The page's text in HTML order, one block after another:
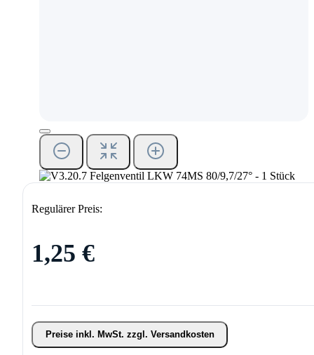
Regulärer Preis:
1,25 €
Preise inkl. MwSt. zzgl. Versandkosten